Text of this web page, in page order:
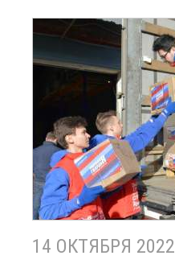
14 ОКТЯБРЯ 2022